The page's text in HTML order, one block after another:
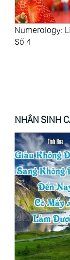
Numerology:
Số 4
NHÂN SINH